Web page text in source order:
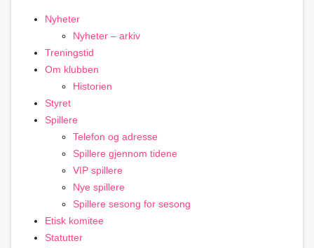
Nyheter
Nyheter – arkiv
Treningstid
Om klubben
Historien
Styret
Spillere
Telefon og adresse
Spillere gjennom tidene
VIP spillere
Nye spillere
Spillere sesong for sesong
Etisk komitee
Statutter